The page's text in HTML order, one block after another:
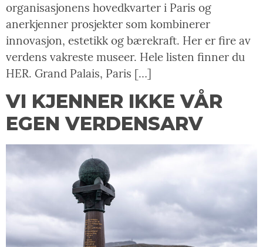
organisasjonens hovedkvarter i Paris og
anerkjenner prosjekter som kombinerer
innovasjon, estetikk og bærekraft. Her er fire av
verdens vakreste museer. Hele listen finner du
HER. Grand Palais, Paris […]
VI KJENNER IKKE VÅR
EGEN VERDENSARV